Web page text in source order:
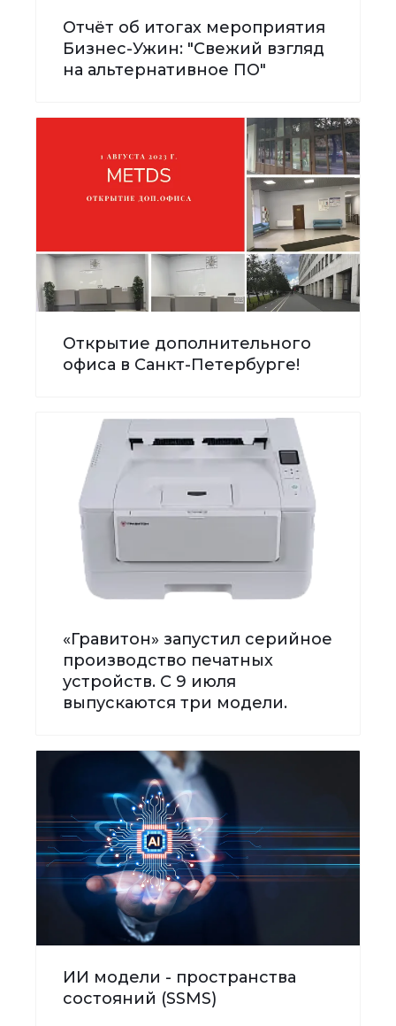
Отчёт об итогах мероприятия
Бизнес-Ужин: "Свежий взгляд
на альтернативное ПО"
Открытие дополнительного
офиса в Санкт-Петербурге!
«Гравитон» запустил серийное
производство печатных
устройств. С 9 июля
выпускаются три модели.
ИИ модели - пространства
состояний (SSMS)